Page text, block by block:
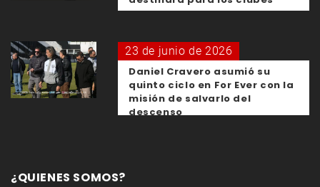
23 de junio de 2026
Daniel Cravero asumió su
quinto ciclo en For Ever con la
misión de salvarlo del
descenso
¿QUIENES SOMOS?